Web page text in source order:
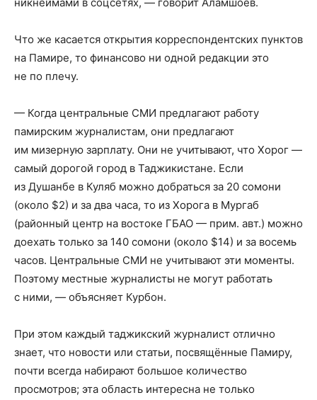
Что же касается открытия корреспондентских пунктов
на Памире, то финансово ни одной редакции это
не по плечу.
— Когда центральные СМИ предлагают работу
памирским журналистам, они предлагают
им мизерную зарплату. Они не учитывают, что Хорог —
самый дорогой город в Таджикистане. Если
из Душанбе в Куляб можно добраться за 20 сомони
(около $2) и за два часа, то из Хорога в Мургаб
(районный центр на востоке ГБАО — прим. авт.) можно
доехать только за 140 сомони (около $14) и за восемь
часов. Центральные СМИ не учитывают эти моменты.
Поэтому местные журналисты не могут работать
с ними, — объясняет Курбон.
При этом каждый таджикский журналист отлично
знает, что новости или статьи, посвящённые Памиру,
почти всегда набирают большое количество
просмотров; эта область интересна не только